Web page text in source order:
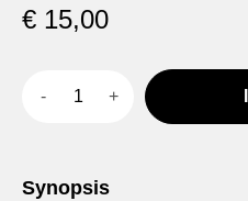
€ 15,00
Synopsis